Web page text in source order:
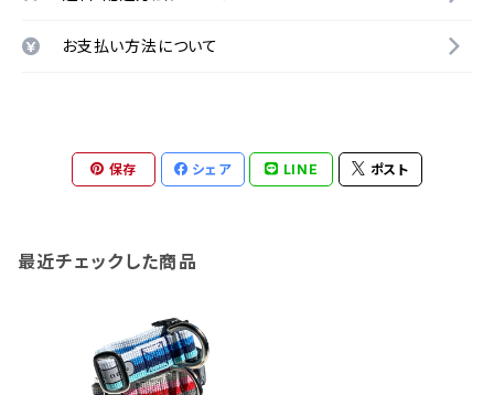
お支払い方法について
保存 シェア LINE ポスト
最近チェックした商品